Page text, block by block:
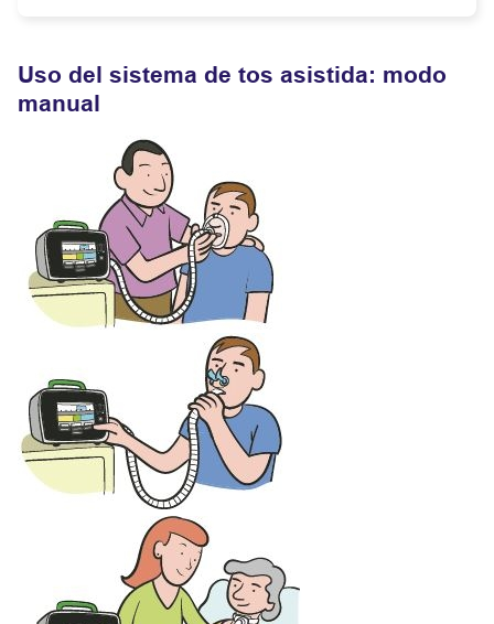
Uso del sistema de tos asistida: modo
manual